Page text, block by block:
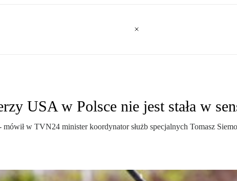
USA w Polsce nie jest stała w
w TVN24 minister koordynator służb specjalnych Tomasz